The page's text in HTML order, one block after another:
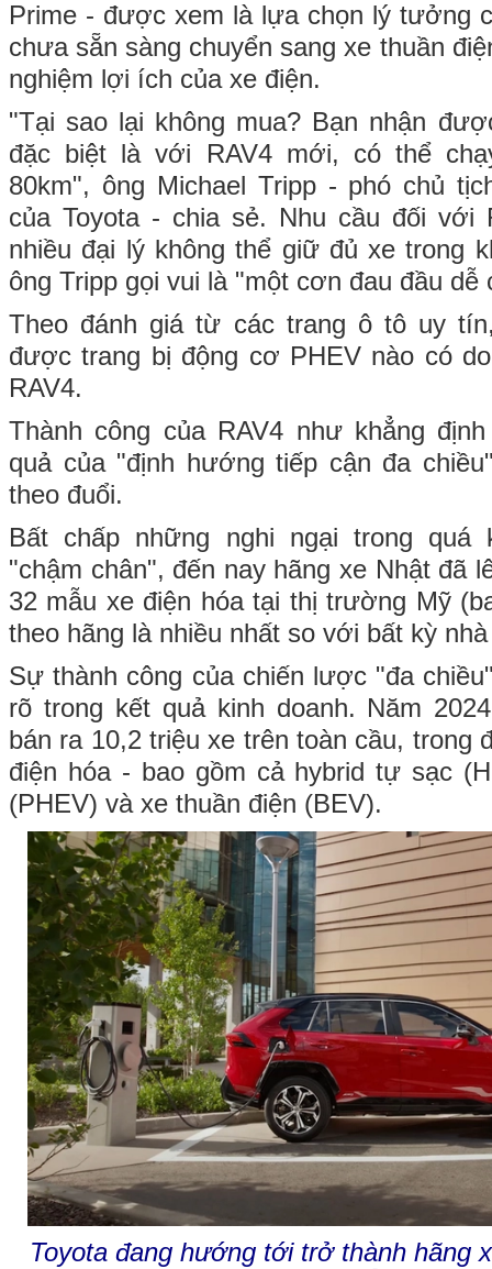
Prime - được xem là lựa chọn lý tưởng
chưa sẵn sàng chuyển sang xe thuần
nghiệm lợi ích của xe điện.
"Tại sao lại không mua? Bạn nhận
đặc biệt là với RAV4 mới, có thể
80km", ông Michael Tripp - phó chủ
của Toyota - chia sẻ. Nhu cầu đối với
nhiều đại lý không thể giữ đủ xe trong
ông Tripp gọi vui là "một cơn đau đầu dễ
Theo đánh giá từ các trang ô tô uy
được trang bị động cơ PHEV nào có
RAV4.
Thành công của RAV4 như khẳng
quả của "định hướng tiếp cận đa
theo đuổi.
Bất chấp những nghi ngại trong quá
"chậm chân", đến nay hãng xe Nhật đã
32 mẫu xe điện hóa tại thị trường Mỹ
theo hãng là nhiều nhất so với bất kỳ
Sự thành công của chiến lược "đa
rõ trong kết quả kinh doanh. Năm
bán ra 10,2 triệu xe trên toàn cầu, trong
điện hóa - bao gồm cả hybrid tự sạc
(PHEV) và xe thuần điện (BEV).
Toyota đang hướng tới trở thành hãng